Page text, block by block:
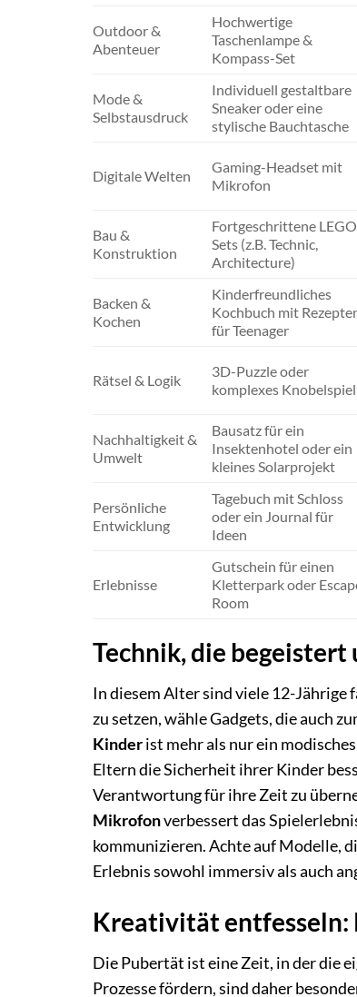
Outdoor &
Abenteuer
Hochwertige
Taschenlampe &
Kompass-Set
Mode &
Selbstausdruck
Individuell gestaltbare
Sneaker oder eine
stylische Bauchtasche
Digitale Welten
Gaming-Headset mit
Mikrofon
Bau &
Konstruktion
Fortgeschrittene
Sets (z.B. Technic,
Architecture)
Backen &
Kochen
Kinderfreundliches
Kochbuch mit
für Teenager
Rätsel & Logik
3D-Puzzle oder
komplexes Knobelspiel
Nachhaltigkeit &
Umwelt
Bausatz für ein
Insektenhotel oder ein
kleines Solarprojekt
Persönliche
Entwicklung
Tagebuch mit Schloss
oder ein Journal für
Ideen
Erlebnisse
Gutschein für einen
Kletterpark oder
Room
Technik, die
In diesem Alter sind viele 12-
zu setzen, wähle Gadgets, die auch
Kinderist mehr als nur ein
Eltern die Sicherheit ihrer Kinder
Verantwortung für ihre Zeit zu
Mikrofonverbessert das
kommunizieren. Achte auf Modelle,
Erlebnis sowohl immersiv als auch
Kreativität entfesseln:
Die Pubertät ist eine Zeit, in der die
Prozesse fördern, sind daher